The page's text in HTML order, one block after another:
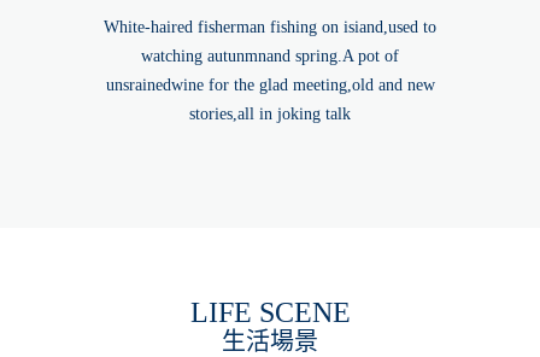
White-haired fisherman fishing on isiand,used to
watching autunmnand spring.A pot of
unsrainedwine for the glad meeting,old and new
stories,all in joking talk
LIFE SCENE
生活場景